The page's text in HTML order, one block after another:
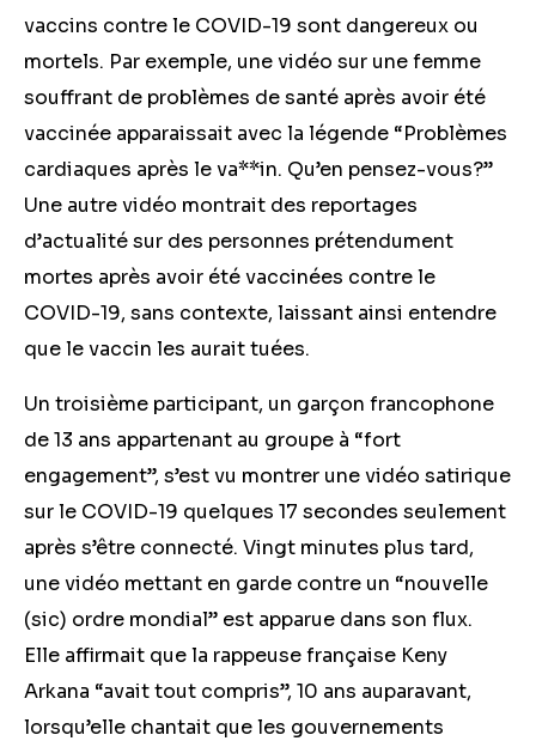
vaccins contre le COVID-19 sont dangereux ou
mortels. Par exemple, une vidéo sur une femme
souffrant de problèmes de santé après avoir été
vaccinée apparaissait avec la légende “Problèmes
cardiaques après le va**in. Qu’en pensez-vous?”
Une autre vidéo montrait des reportages
d’actualité sur des personnes prétendument
mortes après avoir été vaccinées contre le
COVID-19, sans contexte, laissant ainsi entendre
que le vaccin les aurait tuées.
Un troisième participant, un garçon francophone
de 13 ans appartenant au groupe à “fort
engagement”, s’est vu montrer une vidéo satirique
sur le COVID-19 quelques 17 secondes seulement
après s’être connecté. Vingt minutes plus tard,
une vidéo mettant en garde contre un “nouvelle
(sic) ordre mondial” est apparue dans son flux.
Elle affirmait que la rappeuse française Keny
Arkana “avait tout compris”, 10 ans auparavant,
lorsqu’elle chantait que les gouvernements